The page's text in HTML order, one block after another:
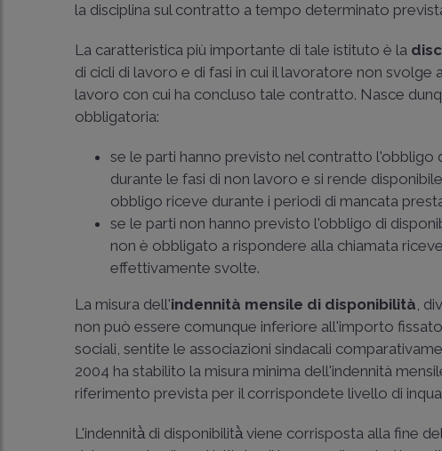
la disciplina sul contratto a tempo determinato
La caratteristica più importante di tale istituto è la
di cicli di lavoro e di fasi in cui il lavoratore non svolge
lavoro con cui ha concluso tale contratto. Nasce
obbligatoria:
se le parti hanno previsto nel contratto l'obbligo
durante le fasi di non lavoro e si rende
obbligo riceve durante i periodi di mancata
se le parti non hanno previsto l'obbligo di
non è obbligato a rispondere alla chiamata
effettivamente svolte.
La misura dell'indennità mensile di disponibilità,
non può essere comunque inferiore all'importo
sociali, sentite le associazioni sindacali
2004 ha stabilito la misura minima dell'indennità
riferimento prevista per il corrispondete livello di
L'indennità̀ di disponibilità̀ viene corrisposta alla fine